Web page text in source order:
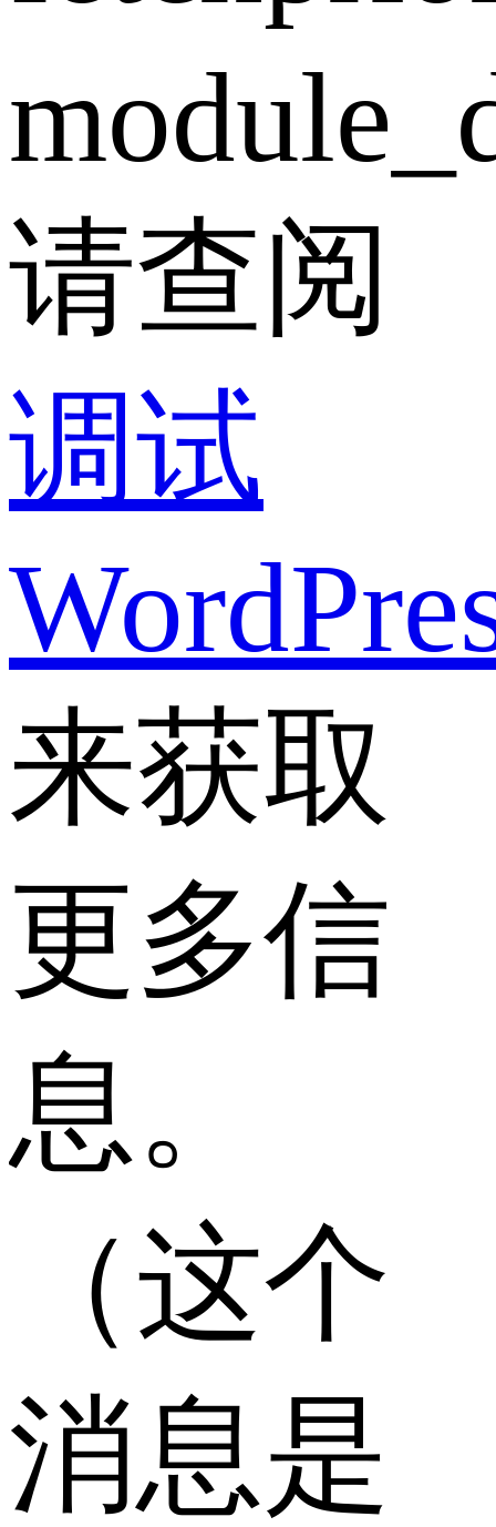
请查阅
调试
来获取
更多信
息。
（这个
消息是